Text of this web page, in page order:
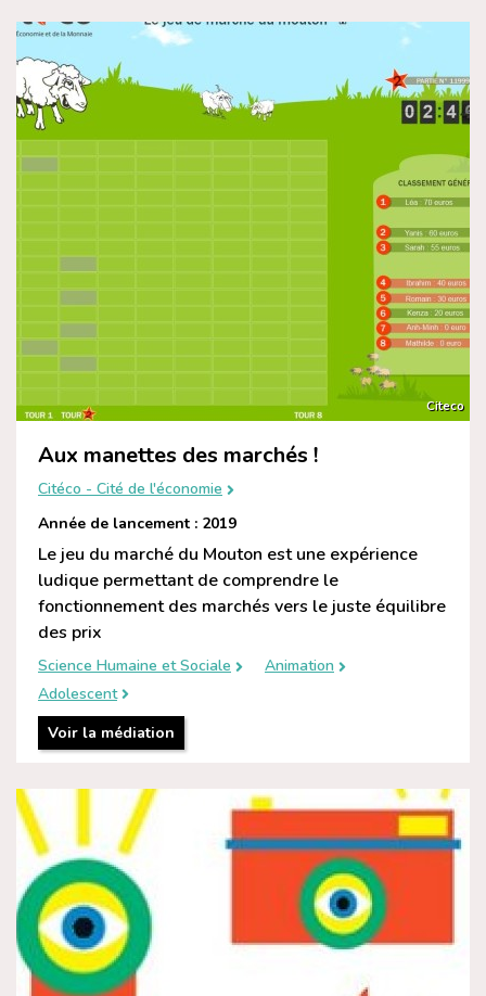
Citeco
Aux manettes des marchés !
Citéco - Cité de l'économie
Année de lancement : 2019
Le jeu du marché du Mouton est une expérience
ludique permettant de comprendre le
fonctionnement des marchés vers le juste équilibre
des prix
Science Humaine et Sociale
Animation
Adolescent
Voir la médiation